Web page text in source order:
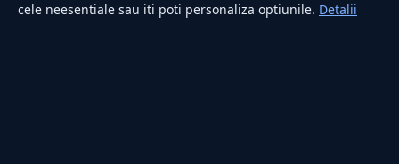
RUBRICI
cele neesentiale sau iti poti personaliza optiunile. Detalii